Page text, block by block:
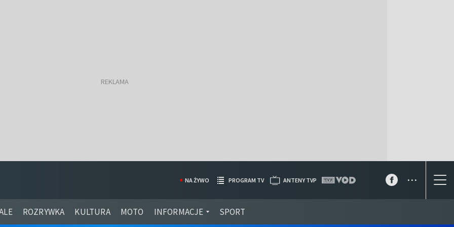
ROZRYWKA KULTURA MOTO INFORMACJE SPORT
NA ŻYWO PROGRAM TV ANTENY TVP ...